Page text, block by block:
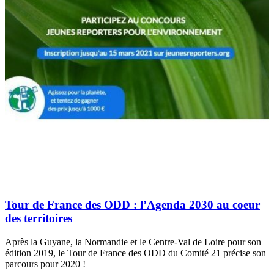
Tour de France des ODD : l’Agenda 2030 au coeur
des territoires
Après la Guyane, la Normandie et le Centre-Val de Loire pour son
édition 2019, le Tour de France des ODD du Comité 21 précise son
parcours pour 2020 !